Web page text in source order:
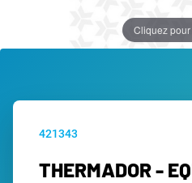
Cliquez
421343
THERMADOR -